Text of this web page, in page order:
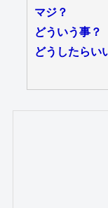
マジ？
どういう事？
どうしたらい